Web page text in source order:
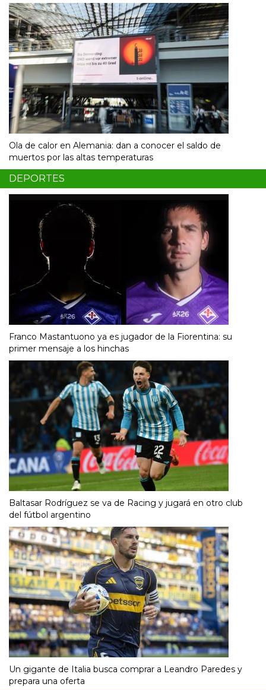
Ola de calor en Alemania: dan a conocer el saldo de
muertos por las altas temperaturas
DEPORTES
Franco Mastantuono ya es jugador de la Fiorentina: su
primer mensaje a los hinchas
Baltasar Rodríguez se va de Racing y jugará en otro club
del fútbol argentino
Un gigante de Italia busca comprar a Leandro Paredes y
prepara una oferta